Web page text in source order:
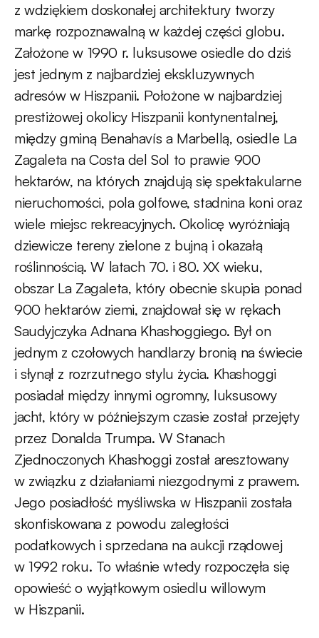
z wdziękiem doskonałej architektury tworzy
markę rozpoznawalną w każdej części globu.
Założone w 1990 r. luksusowe osiedle do dziś
jest jednym z najbardziej ekskluzywnych
adresów w Hiszpanii. Położone w najbardziej
prestiżowej okolicy Hiszpanii kontynentalnej,
między gminą Benahavís a Marbellą, osiedle La
Zagaleta na Costa del Sol to prawie 900
hektarów, na których znajdują się spektakularne
nieruchomości, pola golfowe, stadnina koni oraz
wiele miejsc rekreacyjnych. Okolicę wyróżniają
dziewicze tereny zielone z bujną i okazałą
roślinnością. W latach 70. i 80. XX wieku,
obszar La Zagaleta, który obecnie skupia ponad
900 hektarów ziemi, znajdował się w rękach
Saudyjczyka Adnana Khashoggiego. Był on
jednym z czołowych handlarzy bronią na świecie
i słynął z rozrzutnego stylu życia. Khashoggi
posiadał między innymi ogromny, luksusowy
jacht, który w późniejszym czasie został przejęty
przez Donalda Trumpa. W Stanach
Zjednoczonych Khashoggi został aresztowany
w związku z działaniami niezgodnymi z prawem.
Jego posiadłość myśliwska w Hiszpanii została
skonfiskowana z powodu zaległości
podatkowych i sprzedana na aukcji rządowej
w 1992 roku. To właśnie wtedy rozpoczęła się
opowieść o wyjątkowym osiedlu willowym
w Hiszpanii.